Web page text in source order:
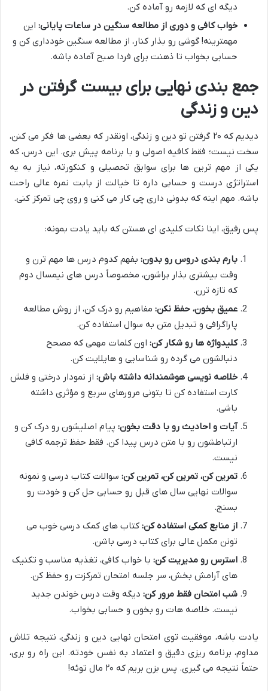
دیگه ای که لازمه رو آماده کن.
خواب کافی و دوری از مطالعه سنگین در ساعات پایانی: این
مهمترینه! گوشی رو بذار کنار، از مطالعه سنگین خودداری کن و
حسابی بخواب تا ذهنت برای فردا صبح آماده باشه.
جمع بندی نهایی برای بیست گرفتن در
دین و زندگی
دیدیم که ۲۰ گرفتن تو دین و زندگی، اونقدر که بعضی ها فکر می کنن،
سخت نیست؛ فقط کافیه اصولی و با برنامه پیش بری. این درس، که
یکی از مهم ترین ها برای سوابق تحصیلی و کنکورته، نیاز به یه
استراتژی درست و حسابی داره تا خیالت از بابت نمره عالی راحت
باشه. مهم اینه که بدونی داری چی کار می کنی و روی چی تمرکز کنی.
پس رفیق، اینا نکات کلیدی ای هستن که باید یادت بمونه:
بارم بندی دروس رو بدون: بفهم کدوم درس ها مهم ترن و
وقت بیشتری بذار براشون، مخصوصاً درس های نیمسال دوم
که تازه ترن.
عمیق بخون، حفظ نکن: مفاهیم رو درک کن، از روش مطالعه
پاراگرافی و تبدیل متن به سوال استفاده کن.
کلیدواژه ها رو شکار کن: اون کلمات مهمی که مصحح
دنبالشون می گرده رو شناسایی و هایلایت کن.
خلاصه نویسی هوشمندانه داشته باش: از نمودار درختی و فلش
کارت استفاده کن تا بتونی مرورهای سریع و مؤثری داشته
باشی.
آیات و احادیث رو با دقت بخون: پیام اصلیشون رو درک کن و
ارتباطشون رو با متن درس پیدا کن. فقط حفظ ترجمه کافی
نیست.
تمرین کن، تمرین کن، تمرین کن: سوالات کتاب درسی و نمونه
سوالات نهایی سال های قبل رو حسابی حل کن و خودت رو
بسنج.
از منابع کمکی استفاده کن: کتاب های کمک درسی خوب می
تونن مکمل عالی برای کتاب درسی باشن.
استرس رو مدیریت کن: با خواب کافی، تغذیه مناسب و تکنیک
های آرامش بخش، سر جلسه امتحان تمرکزت رو حفظ کن.
شب امتحان فقط مرور کن: دیگه وقت درس خوندن جدید
نیست. خلاصه هات رو بخون و حسابی بخواب.
یادت باشه، موفقیت توی امتحان نهایی دین و زندگی، نتیجه تلاش
مداوم، برنامه ریزی دقیق و اعتماد به نفس خودته. این راه رو بری،
حتماً نتیجه می گیری. پس بزن بریم که ۲۰ مال توئه!